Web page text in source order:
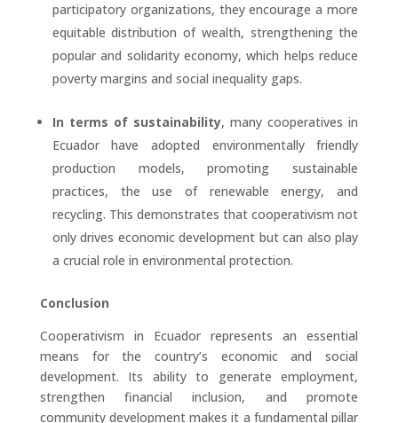
participatory organizations, they encourage a more
equitable distribution of wealth, strengthening the
popular and solidarity economy, which helps reduce
poverty margins and social inequality gaps.
In terms of sustainability, many cooperatives in
Ecuador have adopted environmentally friendly
production models, promoting sustainable
practices, the use of renewable energy, and
recycling. This demonstrates that cooperativism not
only drives economic development but can also play
a crucial role in environmental protection.
Conclusion
Cooperativism in Ecuador represents an essential
means for the country’s economic and social
development. Its ability to generate employment,
strengthen financial inclusion, and promote
community development makes it a fundamental pillar